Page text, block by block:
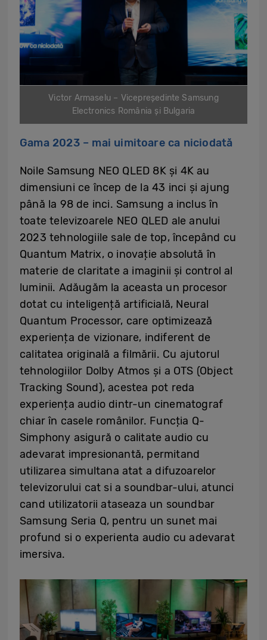
Victor Armaselu – Vicepreședinte Samsung
Electronics România și Bulgaria
Gama 2023 – mai uimitoare ca niciodată
Noile Samsung NEO QLED 8K și 4K au
dimensiuni ce încep de la 43 inci și ajung
până la 98 de inci. Samsung a inclus în
toate televizoarele NEO QLED ale anului
2023 tehnologiile sale de top, începând cu
Quantum Matrix, o inovație absolută în
materie de claritate a imaginii și control al
luminii. Adăugăm la aceasta un procesor
dotat cu inteligență artificială, Neural
Quantum Processor, care optimizează
experiența de vizionare, indiferent de
calitatea originală a filmării. Cu ajutorul
tehnologiilor Dolby Atmos și a OTS (Object
Tracking Sound), acestea pot reda
experiența audio dintr-un cinematograf
chiar în casele românilor. Funcția Q-
Simphony asigură o calitate audio cu
adevarat impresionantă, permitand
utilizarea simultana atat a difuzoarelor
televizorului cat si a soundbar-ului, atunci
cand utilizatorii ataseaza un soundbar
Samsung Seria Q, pentru un sunet mai
profund si o experienta audio cu adevarat
imersiva.